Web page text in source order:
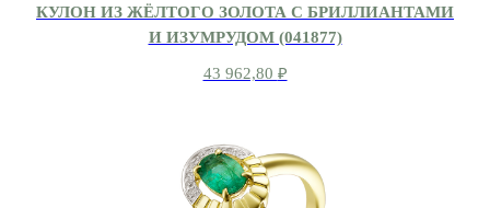
КУЛОН ИЗ ЖЁЛТОГО ЗОЛОТА С БРИЛЛИАНТАМИ
И ИЗУМРУДОМ (041877)
43 962,80 ₽